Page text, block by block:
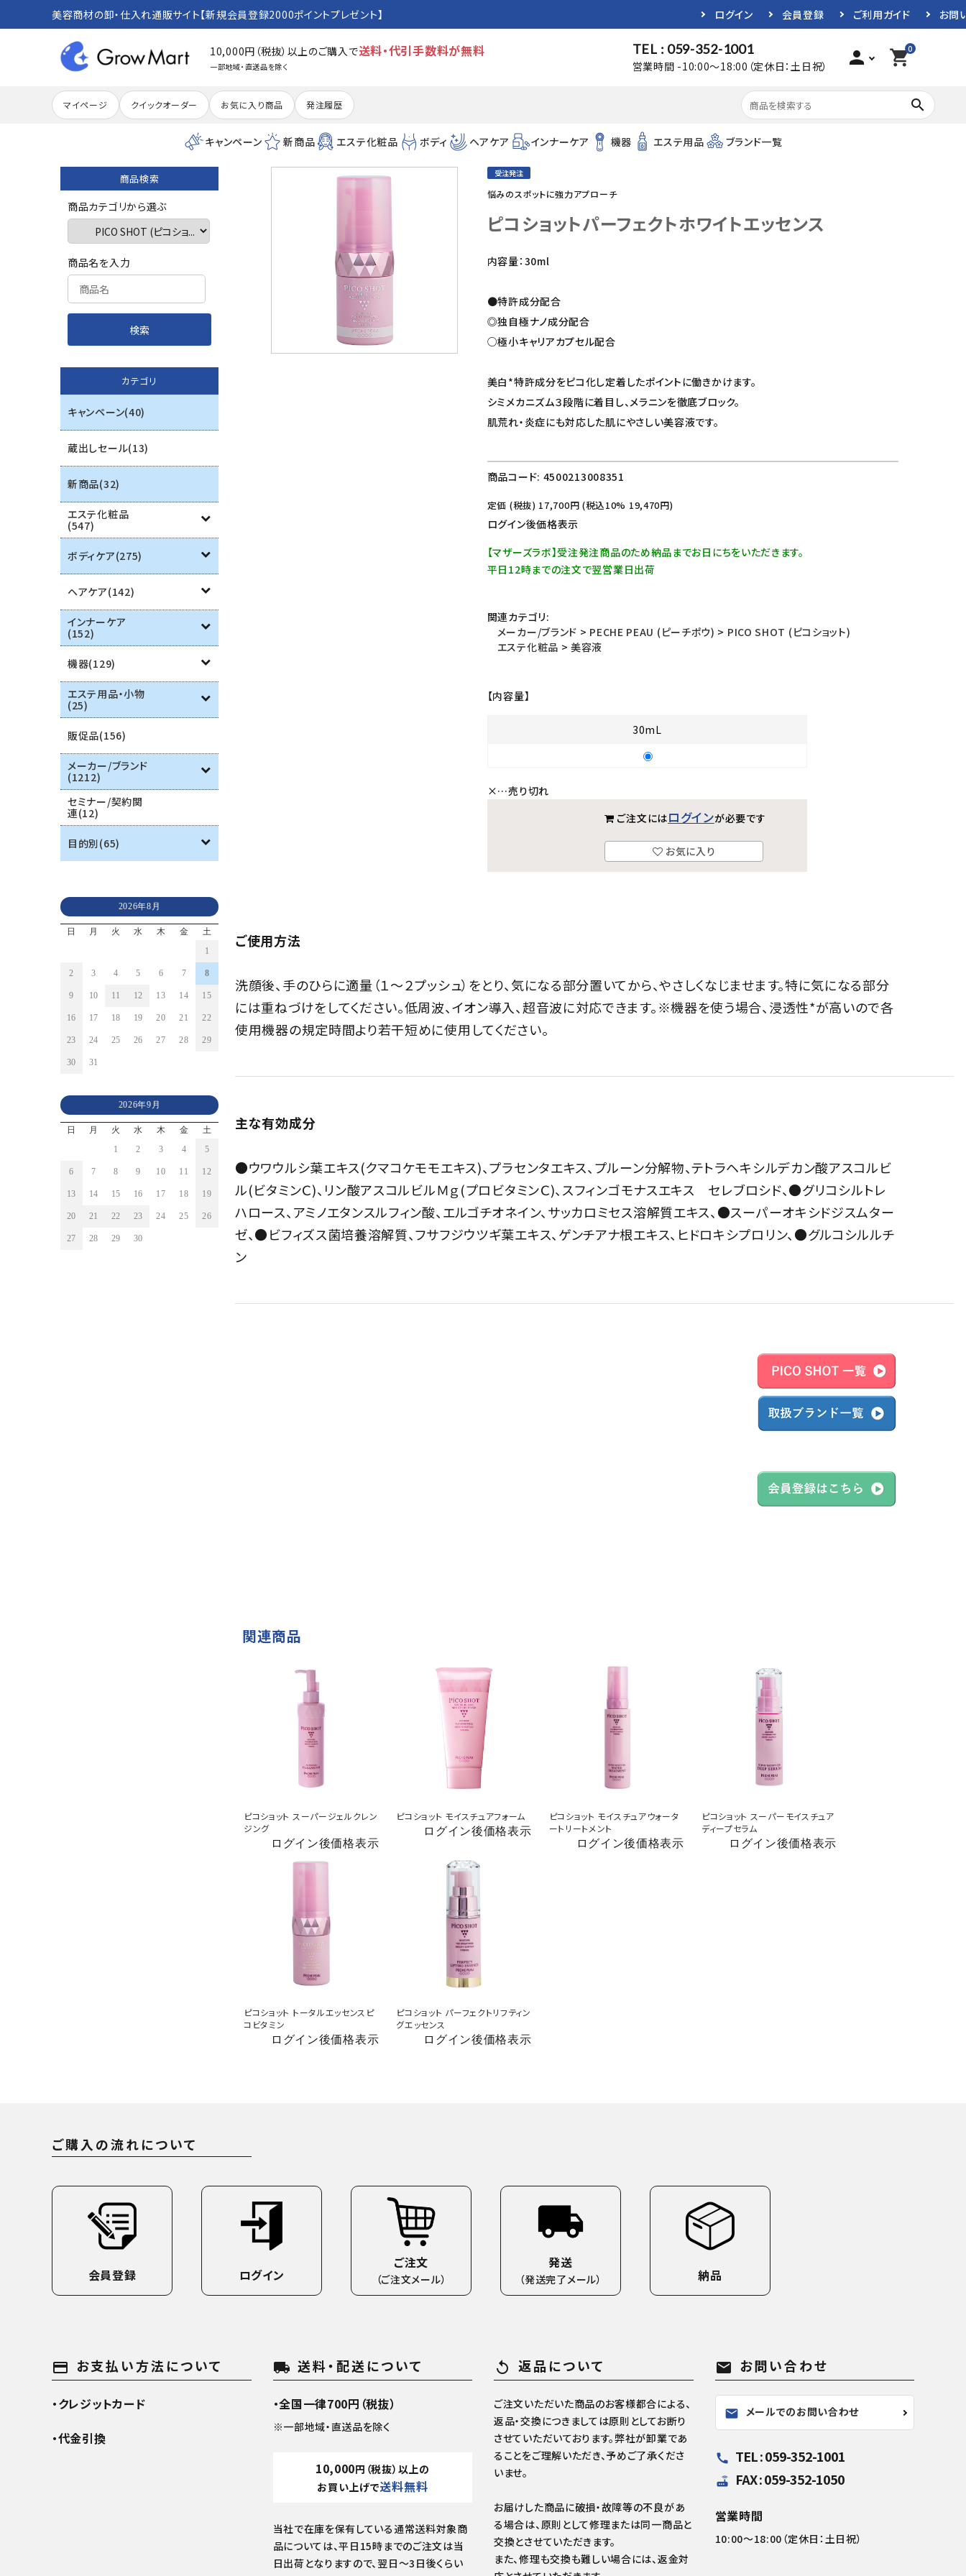
美容商材の卸・仕入れ通販サイト【新規会員登録2000ポイントプレゼント】 ログイン 会員登録 ご利用ガイド お問
10,000円（税抜）以上のご購入で送料・代引手数料が無料
一部地域・直送品を除く
TEL : 059-352-1001
営業時間 -10:00～18:00（定休日：土日祝） person 0
shopping_cart
マイページ クイックオーダー お気に入り商品 発注履歴 search
キャンペーン 新商品 エステ化粧品 ボディ ヘアケア インナーケア 機器 エステ用品 ブランド一覧
search
ACCOUNT MENU
カテゴリーから探す
エステ用品
ブランド一覧
ご利用ガイド
プライバシーポリシー
特定商取引法について
お問い合わせ
商品検索
商品カテゴリから選ぶ
商品名を入力
カテゴリ
キャンペーン(40)
蔵出しセール(13)
新商品(32)
エステ化粧品
(547)
ボディケア(275)
ヘアケア(142)
インナーケア
(152)
機器(129)
エステ用品・小物
(25)
販促品(156)
メーカー/ブランド
(1212)
セミナー/契約関
連(12)
目的別(65)
2026年8月
日 月 火 水 木 金
土
1
2 3 4 5 6 7 8
9 10 11 12 13 14 15
16 17 18 19 20 21 22
23 24 25 26 27 28 29
30 31
2026年9月
日 月 火 水 木 金
土
1
2 3 4 5
6 7 8 9 10 11 12
13 14 15 16 17 18 19
20 21 22 23 24 25 26
27 28 29 30
受注発注
悩みのスポットに強力アプローチ
ピコショットパーフェクトホワイトエッセンス
内容量：30ml
●特許成分配合
◎独自極ナノ成分配合
○極小キャリアカプセル配合
美白*特許成分をピコ化し定着したポイントに働きかけます。
シミメカニズム３段階に着目し、メラニンを徹底ブロック。
肌荒れ・炎症にも対応した肌にやさしい美容液です。
商品コード: 4500213008351
定価 (税抜) 17,700円 (税込10% 19,470円)
ログイン後価格表示
【マザーズラボ】受注発注商品のため納品までお日にちをいただきます。
平日12時までの注文で翌営業日出荷
関連カテゴリ:
メーカー/ブランド > PECHE PEAU (ピーチポウ) > PICO SHOT (ピコショット)
エステ化粧品 >美容液
【内容量】
30mL
×…売り切れ
ご注文にはログインが必要です
お気に入り
ご使用方法
洗顔後、手のひらに適量（１～２プッシュ）をとり、気になる部分置いてから、やさしくなじませます。特に気になる部分
には重ねづけをしてください。低周波、イオン導入、超音波に対応できます。※機器を使う場合、浸透性*が高いので各
使用機器の規定時間より若干短めに使用してください。
主な有効成分
●ウワウルシ葉エキス(クマコケモモエキス)、プラセンタエキス、プルーン分解物、テトラヘキシルデカン酸アスコルビ
ル(ビタミンＣ)、リン酸アスコルビルＭｇ(プロビタミンＣ)、スフィンゴモナスエキス セレブロシド、●グリコシルトレ
ハロース、アミノエタンスルフィン酸、エルゴチオネイン、サッカロミセス溶解質エキス、●スーパーオキシドジスムター
ゼ、●ビフィズス菌培養溶解質、フサフジウツギ葉エキス、ゲンチアナ根エキス、ヒドロキシプロリン、●グルコシルルチ
ン
関連商品
ピコショット スーパージェルクレン
ジング
ログイン後価格表示
ピコショット モイスチュアフォーム
ログイン後価格表示
ピコショット モイスチュアウォータ
ートリートメント
ログイン後価格表示
ピコショット スーパーモイスチュア
ディープセラム
ログイン後価格表示
ピコショット トータルエッセンスピ
コビタミン
ログイン後価格表示
ピコショット パーフェクトリフティン
グエッセンス
ログイン後価格表示
ご購入の流れについて
会員登録 ログイン
ご注文
（ご注文メール）
発送
（発送完了メール） 納品
payment お支払い方法について
・クレジットカード
・代金引換
local_shipping 送料・配送について
・全国一律700円（税抜）
※一部地域・直送品を除く
10,000円（税抜）以上の
お買い上げで送料無料
当社で在庫を保有している通常送料対象商
品については、平日15時までのご注文は当
日出荷となりますので、翌日～3日後くらい
replay 返品について
ご注文いただいた商品のお客様都合による、
返品・交換につきましては原則としてお断り
させていただいております。弊社が卸業であ
ることをご理解いただき、予めご了承くださ
いませ。
お届けした商品に破損・故障等の不良があ
る場合は、原則として修理または同一商品と
交換とさせていただきます。
また、修理も交換も難しい場合には、返金対
mail お問い合わせ
mail メールでのお問い合わせ
call TEL : 059-352-1001
router FAX : 059-352-1050
営業時間
10:00～18:00（定休日：土日祝）